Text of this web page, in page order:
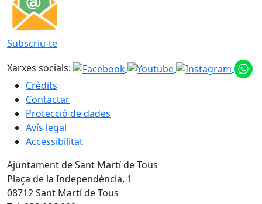
Subscriu-te
Xarxes socials:
Crèdits
Contactar
Protecció de dades
Avís legal
Accessibilitat
Ajuntament de Sant Martí de Tous
Plaça de la Independència, 1
08712 Sant Martí de Tous